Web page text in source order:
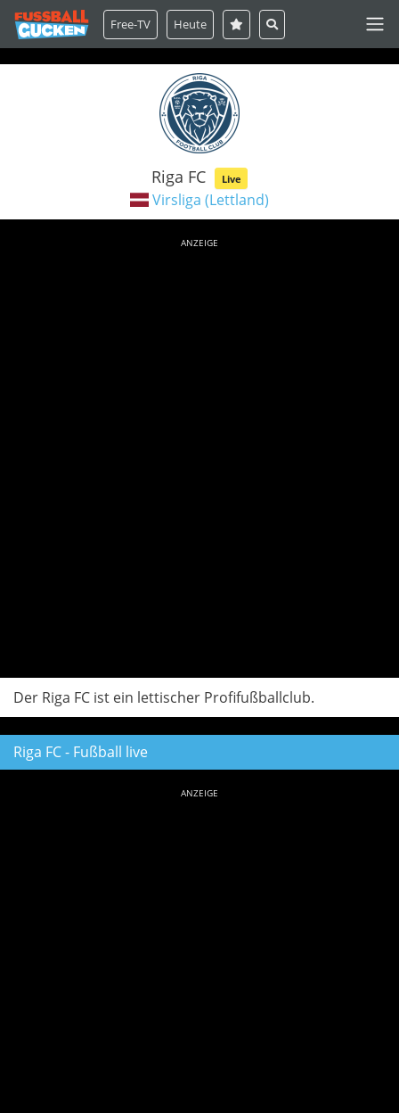
Free-TV Heute
Riga FC Live
Virsliga (Lettland)
ANZEIGE
Der Riga FC ist ein lettischer Profifußballclub.
Riga FC - Fußball live
ANZEIGE